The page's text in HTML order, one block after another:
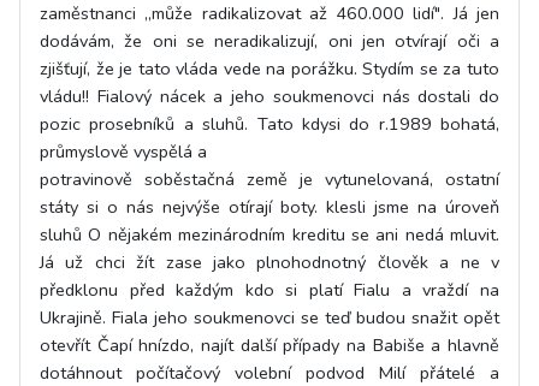
zaměstnanci „může radikalizovat až 460.000 lidí". Já jen
dodávám, že oni se neradikalizují, oni jen otvírají oči a
zjišťují, že je tato vláda vede na porážku. Stydím se za tuto
vládu!! Fialový nácek a jeho soukmenovci nás dostali do
pozic prosebníků a sluhů. Tato kdysi do r.1989 bohatá,
průmyslově vyspělá a
potravinově soběstačná země je vytunelovaná, ostatní
státy si o nás nejvýše otírají boty. klesli jsme na úroveň
sluhů O nějakém mezinárodním kreditu se ani nedá mluvit.
Já už chci žít zase jako plnohodnotný člověk a ne v
předklonu před každým kdo si platí Fialu a vraždí na
Ukrajině. Fiala jeho soukmenovci se teď budou snažit opět
otevřít Čapí hnízdo, najít další případy na Babiše a hlavně
dotáhnout počítačový volební podvod Milí přátelé a